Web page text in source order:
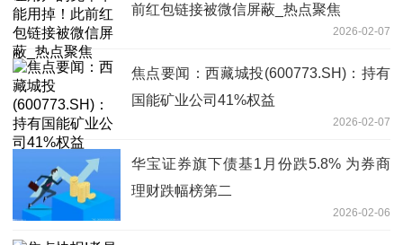
前红包链接被微信屏蔽_热点聚焦
2026-02-07
焦点要闻：西藏城投(600773.SH)：持有
国能矿业公司41%权益
2026-02-07
华宝证券旗下债基1月份跌5.8% 为券商
理财跌幅榜第二
2026-02-06